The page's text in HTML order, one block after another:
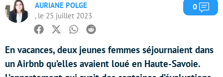
AURIANE POLGE
, le 25 juillet 2023
0
Facebook
TwitterWhatsapp
Reddit
En vacances, deux jeunes femmes séjournaient dans
un Airbnb qu’elles avaient loué en Haute-Savoie.